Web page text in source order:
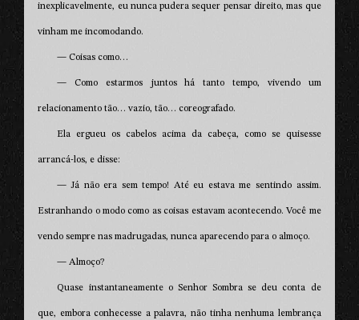
inexplicavelmente, eu nunca pudera sequer pensar direito, mas que
vinham me incomodando.
— Coisas como…
— Como estarmos juntos há tanto tempo, vivendo um
relacionamento tão… vazio, tão… coreografado.
Ela ergueu os cabelos acima da cabeça, como se quisesse
arrancá-los, e disse:
— Já não era sem tempo! Até eu estava me sentindo assim.
Estranhando o modo como as coisas estavam acontecendo. Você me
vendo sempre nas madrugadas, nunca aparecendo para o almoço.
— Almoço?
Quase instantaneamente o Senhor Sombra se deu conta de
que, embora conhecesse a palavra, não tinha nenhuma lembrança